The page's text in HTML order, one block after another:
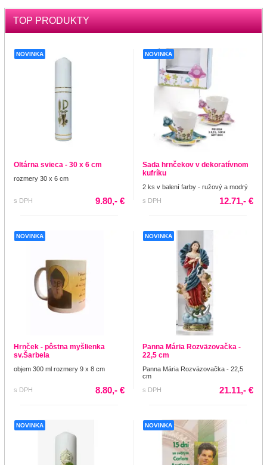
TOP PRODUKTY
NOVINKA
Oltárna svieca - 30 x 6 cm
rozmery 30 x 6 cm
s DPH 9.80,- €
NOVINKA
Sada hrnčekov v dekoratívnom
kufríku
2 ks v balení farby - ružový a modrý
s DPH
12.71,- €
NOVINKA
Hrnček - pôstna myšlienka
sv.Šarbela
objem 300 ml rozmery 9 x 8 cm
s DPH 8.80,- €
NOVINKA
Panna Mária Rozväzovačka -
22,5 cm
Panna Mária Rozväzovačka - 22,5
cm
s DPH
21.11,- €
NOVINKA NOVINKA